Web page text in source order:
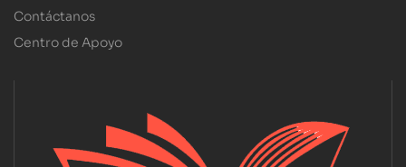
Contáctanos
Centro de Apoyo